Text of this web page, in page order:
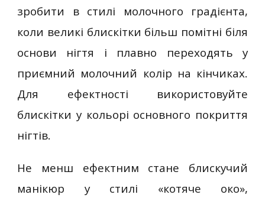
зробити в стилі молочного градієнта,
коли великі блискітки більш помітні біля
основи нігтя і плавно переходять у
приємний молочний колір на кінчиках.
Для ефектності використовуйте
блискітки у кольорі основного покриття
нігтів.
Не менш ефектним стане блискучий
манікюр у стилі «котяче око»,